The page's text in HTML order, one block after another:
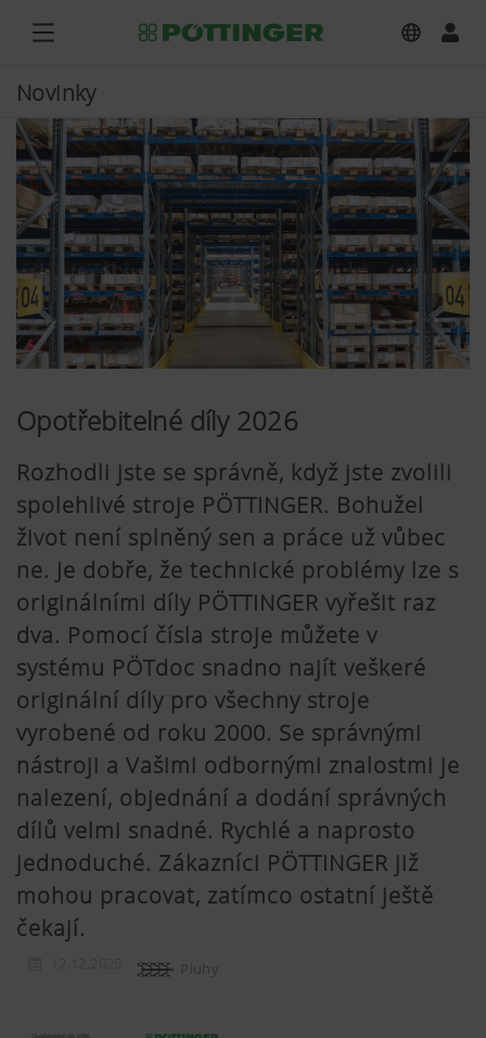
Novinky
Opotřebitelné díly 2026
Rozhodli jste se správně, když jste zvolili
spolehlivé stroje PÖTTINGER. Bohužel
život není splněný sen a práce už vůbec
ne. Je dobře, že technické problémy lze s
originálními díly PÖTTINGER vyřešit raz
dva. Pomocí čísla stroje můžete v
systému PÖTdoc snadno najít veškeré
originální díly pro všechny stroje
vyrobené od roku 2000. Se správnými
nástroji a Vašimi odbornými znalostmi je
nalezení, objednání a dodání správných
dílů velmi snadné. Rychlé a naprosto
jednoduché. Zákazníci PÖTTINGER již
mohou pracovat, zatímco ostatní ještě
čekají.
Pluhy